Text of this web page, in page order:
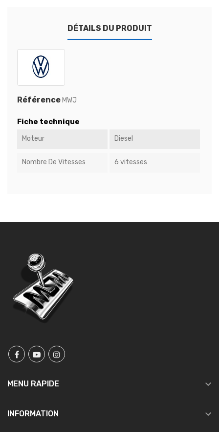
DÉTAILS DU PRODUIT
Référence MWJ
Fiche technique
Moteur Diesel
Nombre De Vitesses 6 vitesses
MENU RAPIDE 
INFORMATION 